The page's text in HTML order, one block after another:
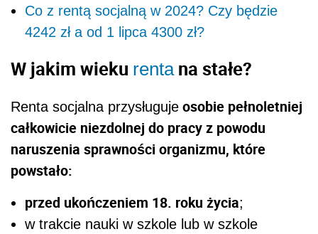
Co z rentą socjalną w 2024? Czy będzie
4242 zł a od 1 lipca 4300 zł?
W jakim wieku rentana stałe?
Renta socjalna przysługuje osobie pełnoletniej
całkowicie niezdolnej do pracy z powodu
naruszenia sprawności organizmu, które
powstało:
przed ukończeniem 18. roku życia;
w trakcie nauki w szkole lub w szkole